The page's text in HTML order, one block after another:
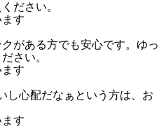
ださい。
す
がある方でも安心です。ゆっ
さい。
す
し心配だなぁという方は、お
す